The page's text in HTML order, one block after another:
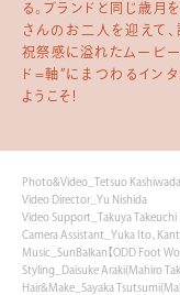
る。ブランドと同じ歳
さんのお二人を迎えて
祝祭感に溢れたムービー
ド=軸”にまつわるイン
ようこそ!
Photo&Video_Tetsuo Kashiwada
Video Director_Yu Nishida
Video Support_Takuya Takeuchi
Camera Assistant_Yuka Ito、
Music_SunBalkan【ODD Foot
Styling_Daisuke Araki(Mahiro
Hair&Make_Sayaka